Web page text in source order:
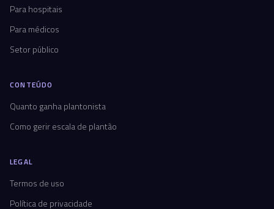
Para hospitais
Para médicos
Setor público
CONTEÚDO
Quanto ganha plantonista
Como gerir escala de plantão
LEGAL
Termos de uso
Política de privacidade